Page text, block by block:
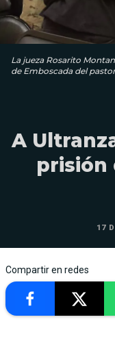
La jueza Rosarito
de Emboscada del
A
prisión
17
Compartir en redes